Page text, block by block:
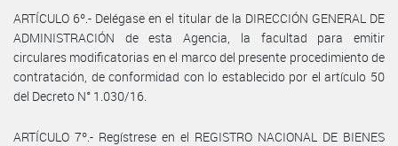
ARTÍCULO 6º.- Delégase en el titular de la DIRECCIÓN GENERAL DE
ADMINISTRACIÓN de esta Agencia, la facultad para emitir
circulares modificatorias en el marco del presente procedimiento de
contratación, de conformidad con lo establecido por el artículo 50
del Decreto N° 1.030/16.
ARTÍCULO 7º.- Regístrese en el REGISTRO NACIONAL DE BIENES